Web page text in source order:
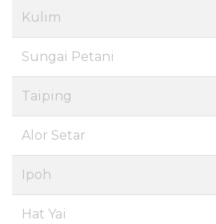
Kulim
Sungai Petani
Taiping
Alor Setar
Ipoh
Hat Yai